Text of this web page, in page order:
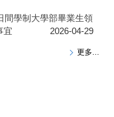
間學制大學部畢業生領
宜
2026-04-29
更多...